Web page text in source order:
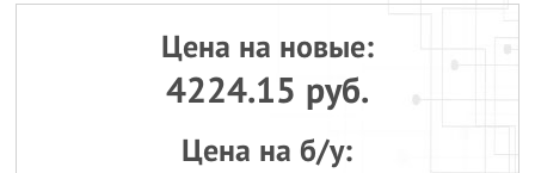
Цена на новые:
4224.15 руб.
Цена на б/у: